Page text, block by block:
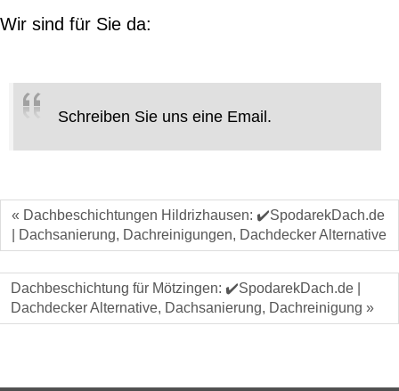
Wir sind für Sie da:
Schreiben Sie uns eine Email.
« Dachbeschichtungen Hildrizhausen: ✔️SpodarekDach.de
| Dachsanierung, Dachreinigungen, Dachdecker Alternative
Dachbeschichtung für Mötzingen: ✔️SpodarekDach.de |
Dachdecker Alternative, Dachsanierung, Dachreinigung »